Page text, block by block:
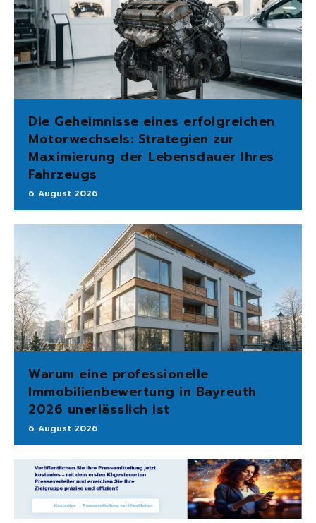
Die Geheimnisse eines erfolgreichen
Motorwechsels: Strategien zur
Maximierung der Lebensdauer Ihres
Fahrzeugs
6. August 2026
Warum eine professionelle
Immobilienbewertung in Bayreuth
2026 unerlässlich ist
6. August 2026